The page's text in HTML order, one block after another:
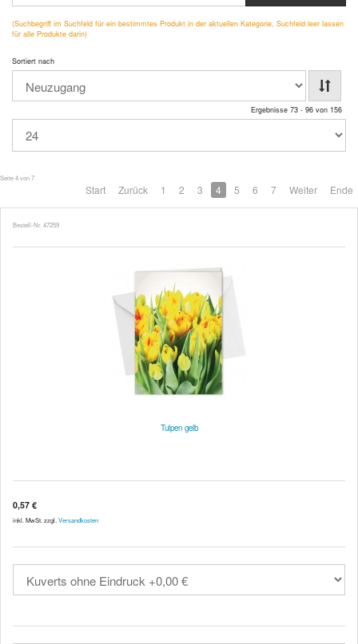
(Suchbegriff im Suchfeld für ein bestimmtes Produkt in der aktuellen Kategorie, Suchfeld leer lassen
für alle Produkte darin)
Sortiert nach
Ergebnisse 73 - 96 von 156
Seite 4 von 7
Start Zurück 1 2 3 4 5 6 7 Weiter Ende
Bestell-Nr. 47259
Tulpen gelb
0,57 €
inkl. MwSt. zzgl. Versandkosten